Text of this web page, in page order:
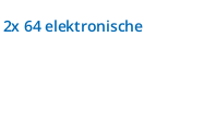
64 elektronische